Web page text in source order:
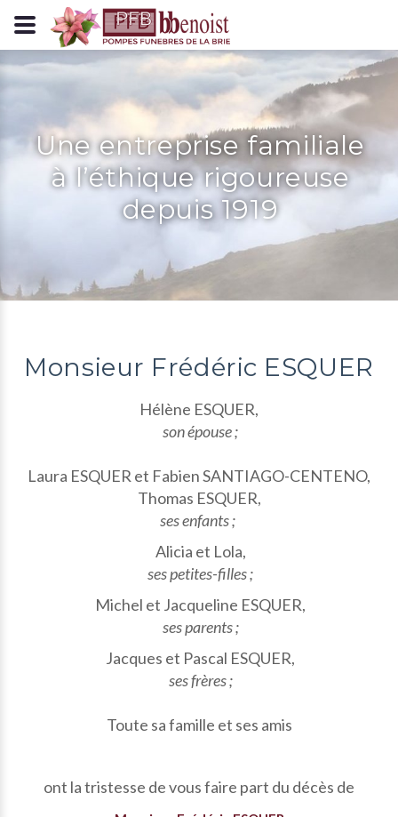
Panneau de gestion des cookies
Une entreprise familiale
à l’éthique rigoureuse
depuis 1919
Monsieur Frédéric ESQUER
Hélène ESQUER,
son épouse ;
Laura ESQUER et Fabien SANTIAGO-CENTENO,
Thomas ESQUER,
ses enfants ;
Alicia et Lola,
ses petites-filles ;
Michel et Jacqueline ESQUER,
ses parents ;
Jacques et Pascal ESQUER,
ses frères ;
Toute sa famille et ses amis
ont la tristesse de vous faire part du décès de